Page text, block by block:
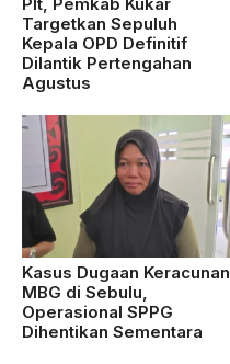
Plt, Pemkab Kukar
Targetkan Sepuluh
Kepala OPD Definitif
Dilantik Pertengahan
Agustus
Kasus Dugaan Keracunan
MBG di Sebulu,
Operasional SPPG
Dihentikan Sementara